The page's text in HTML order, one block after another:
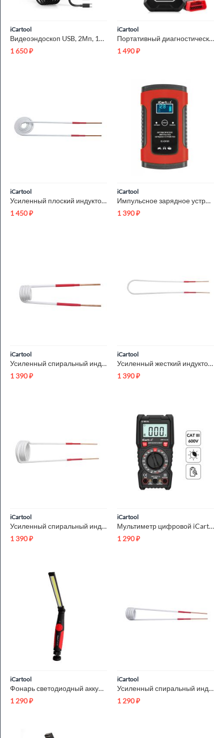
iCartool
Видеоэндоскоп USB, 2Мп, 1920x1080, 3м, 7.9 мм зонд iCartool I...
1 650₽
iCartool
Портативный диагностический сканер по протоколу OBDII iCartoo...
1 490₽
iCartool
Усиленный плоский индуктор (нагреватель) длина 260 мм. диамет...
1 450₽
iCartool
Импульсное зарядное устройство 12В с функцией восстановления ...
1 390₽
iCartool
Усиленный спиральный индуктор (нагреватель) длина 145 мм. диа...
1 390₽
iCartool
Усиленный жесткий индуктор (нагреватель) длина 600 мм. толщин...
1 390₽
iCartool
Усиленный спиральный индуктор (нагреватель) длина 210 мм. диа...
1 390₽
iCartool
Мультиметр цифровой iCartool IC-M830L
1 290₽
iCartool
Фонарь светодиодный аккумуляторный, шарнирный, на магните iCa...
1 290₽
iCartool
Усиленный спиральный индуктор (нагреватель) длина 240 мм. диа...
1 290₽